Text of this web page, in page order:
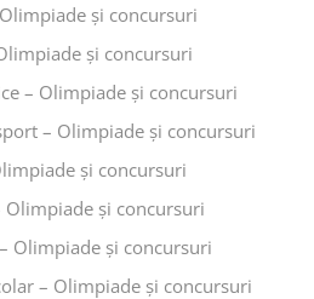
și concursuri
și concursuri
– Olimpiade și concursuri
– Olimpiade și concursuri
și concursuri
Olimpiade și concursuri
Olimpiade și concursuri
– Olimpiade și concursuri